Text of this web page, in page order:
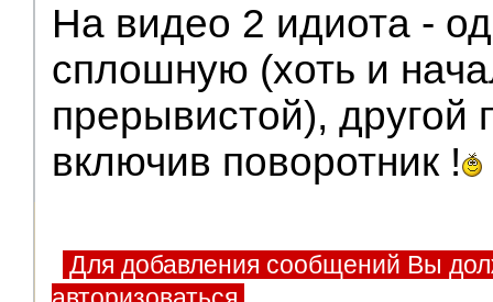
На видео 2 идиота -
сплошную (хоть и
прерывистой), другой
включив поворотник !
Для добавления сообщений Вы